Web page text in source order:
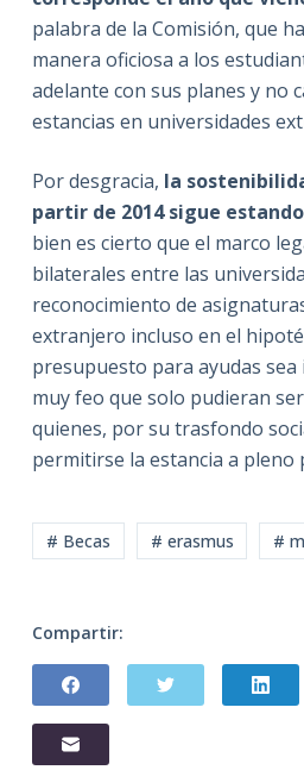
palabra de la Comisión, que
manera oficiosa a los
adelante con sus planes y no
estancias en universidades
Por desgracia, la
partir de 2014 sigue
bien es cierto que el marco
bilaterales entre las
reconocimiento de
extranjero incluso en el
presupuesto para ayudas sea
muy feo que solo pudieran
quienes, por su trasfondo
permitirse la estancia a pleno
# Becas # erasmus #
Compartir: